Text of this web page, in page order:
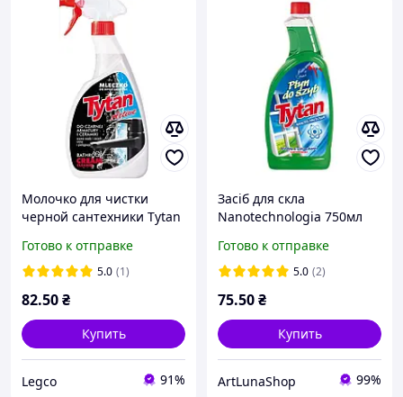
Молочко для чистки
черной сантехники Tytan
Готово к отправке
5.0 (1)
82.50₴
Купить
Legco 91%
Засіб для скла
Nanotechnologia 750мл
Готово к отправке
5.0 (2)
75.50₴
Купить
ArtLunaShop 99%